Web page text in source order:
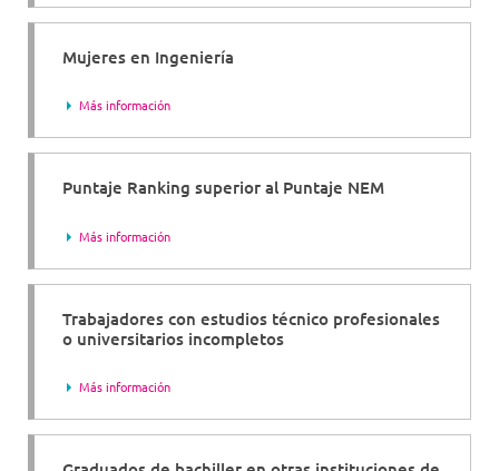
Mujeres en Ingeniería
Más información
Puntaje Ranking superior al Puntaje NEM
Más información
Trabajadores con estudios técnico profesionales
o universitarios incompletos
Más información